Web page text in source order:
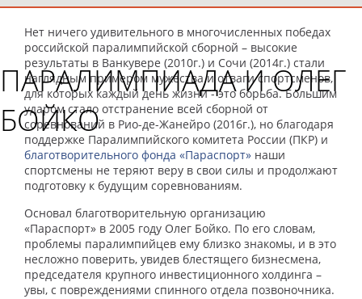
ПАРАЛИМПИАДА И ОЛЕГ
БОЙКО
Нет ничего удивительного в многочисленных победах
российской паралимпийской сборной – высокие
результаты в Ванкувере (2010г.) и Сочи (2014г.) стали
наглядным примером мужества и отваги спортсменов,
для которых каждый день жизни - это борьба. Большим
ударом стало отстранение всей сборной от
соревнований в Рио-де-Жанейро (2016г.), но благодаря
поддержке Паралимпийского комитета России (ПКР) и
благотворительного фонда «Параспорт» наши
спортсмены не теряют веру в свои силы и продолжают
подготовку к будущим соревнованиям.
Основал благотворительную организацию
«Параспорт» в 2005 году Олег Бойко. По его словам,
проблемы паралимпийцев ему близко знакомы, и в это
несложно поверить, увидев блестящего бизнесмена,
председателя крупного инвестиционного холдинга –
увы, с повреждениями спинного отдела позвоночника.